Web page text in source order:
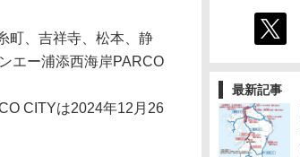
最新記事
町、吉祥寺、松本、静
エー浦添西海岸PARCO
CITYは2024年12月26